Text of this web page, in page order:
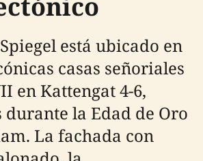
está ubicado en
casas señoriales
en Kattengat 4-6,
la Edad de Oro
La fachada con